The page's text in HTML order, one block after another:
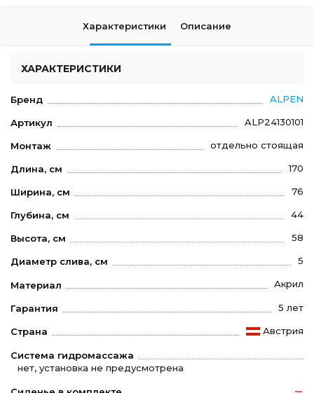
Характеристики Описание
ХАРАКТЕРИСТИКИ
Бренд ALPEN
Артикул ALP24130101
Монтаж отдельно стоящая
Длина, см 170
Ширина, см 76
Глубина, см 44
Высота, см 58
Диаметр слива, см 5
Материал Акрил
Гарантия 5 лет
Страна Австрия
Система гидромассажа
нет, установка не предусмотрена